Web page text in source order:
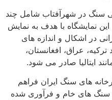
سنگ در شهرآفتاب شامل چند
نمایشگاه با هدف به نمایش
در اشکال و اندازه های
عراق، افغانستان،
ایتالیا صادر می شود.
های سنگ ایران فراهم
سنگ های خام و فرآوری شده